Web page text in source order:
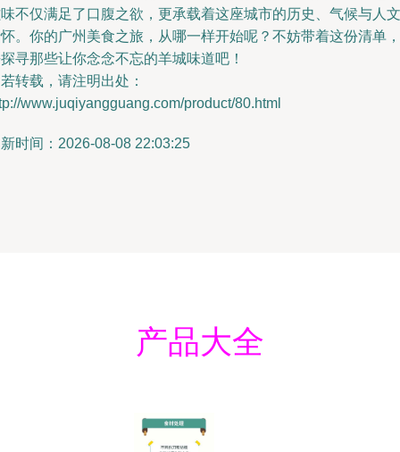
不仅满足了口腹之欲，更承载着这座城市的历史、气候与人文
。你的广州美食之旅，从哪一样开始呢？不妨带着这份清单，
寻那些让你念念不忘的羊城味道吧！
转载，请注明出处：
www.juqiyangguang.com/product/80.html
时间：2026-08-08 22:03:25
产品大全